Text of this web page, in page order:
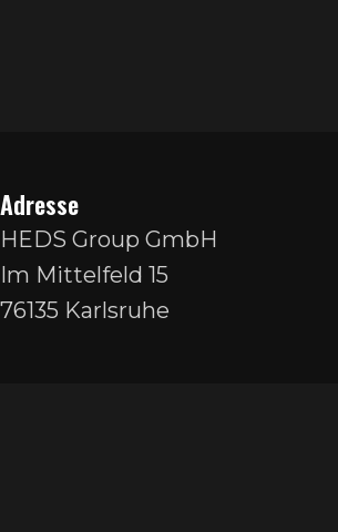
Adresse
HEDS Group GmbH
Im Mittelfeld 15
76135 Karlsruhe